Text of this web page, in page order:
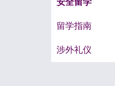
安全留学
留学指南
涉外礼仪